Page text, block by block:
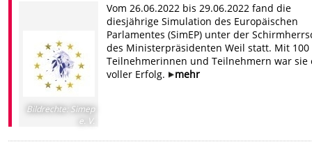
Bildrechte: Simep
e. V.
Vom 26.06.2022 bis 29.06.2022 fand die
diesjährige Simulation des Europäischen
Parlamentes (SimEP) unter der
des Ministerpräsidenten Weil statt. Mit 100
Teilnehmerinnen und Teilnehmern war sie
voller Erfolg.
mehr